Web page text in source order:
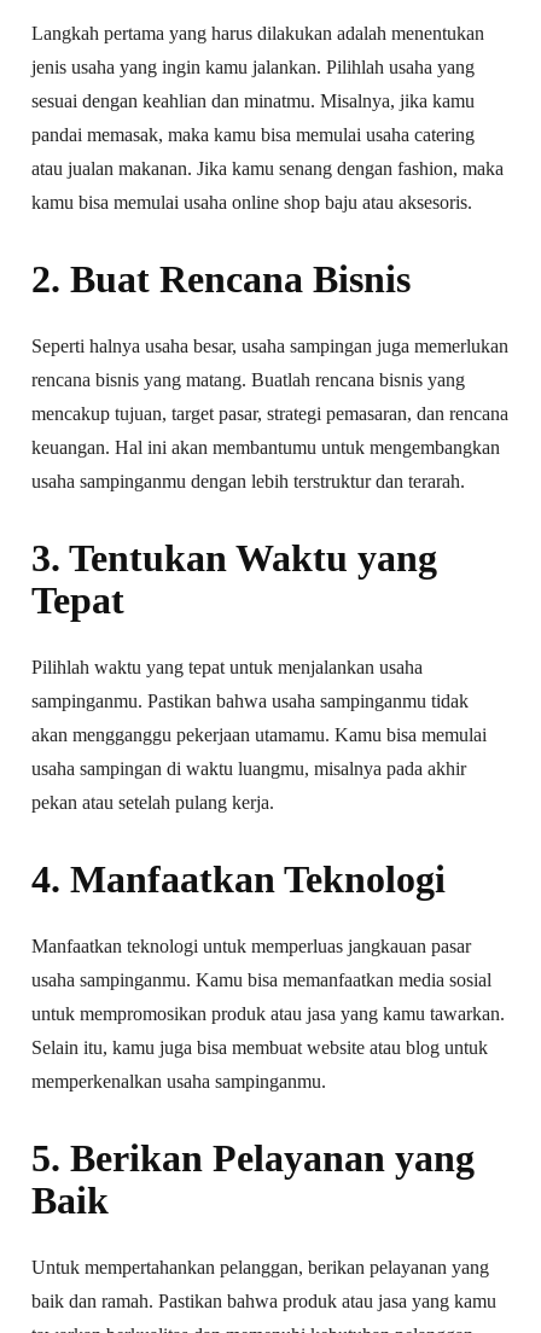
Langkah pertama yang harus dilakukan adalah menentukan
jenis usaha yang ingin kamu jalankan. Pilihlah usaha yang
sesuai dengan keahlian dan minatmu. Misalnya, jika kamu
pandai memasak, maka kamu bisa memulai usaha catering
atau jualan makanan. Jika kamu senang dengan fashion, maka
kamu bisa memulai usaha online shop baju atau aksesoris.
2. Buat Rencana Bisnis
Seperti halnya usaha besar, usaha sampingan juga memerlukan
rencana bisnis yang matang. Buatlah rencana bisnis yang
mencakup tujuan, target pasar, strategi pemasaran, dan rencana
keuangan. Hal ini akan membantumu untuk mengembangkan
usaha sampinganmu dengan lebih terstruktur dan terarah.
3. Tentukan Waktu yang
Tepat
Pilihlah waktu yang tepat untuk menjalankan usaha
sampinganmu. Pastikan bahwa usaha sampinganmu tidak
akan mengganggu pekerjaan utamamu. Kamu bisa memulai
usaha sampingan di waktu luangmu, misalnya pada akhir
pekan atau setelah pulang kerja.
4. Manfaatkan Teknologi
Manfaatkan teknologi untuk memperluas jangkauan pasar
usaha sampinganmu. Kamu bisa memanfaatkan media sosial
untuk mempromosikan produk atau jasa yang kamu tawarkan.
Selain itu, kamu juga bisa membuat website atau blog untuk
memperkenalkan usaha sampinganmu.
5. Berikan Pelayanan yang
Baik
Untuk mempertahankan pelanggan, berikan pelayanan yang
baik dan ramah. Pastikan bahwa produk atau jasa yang kamu